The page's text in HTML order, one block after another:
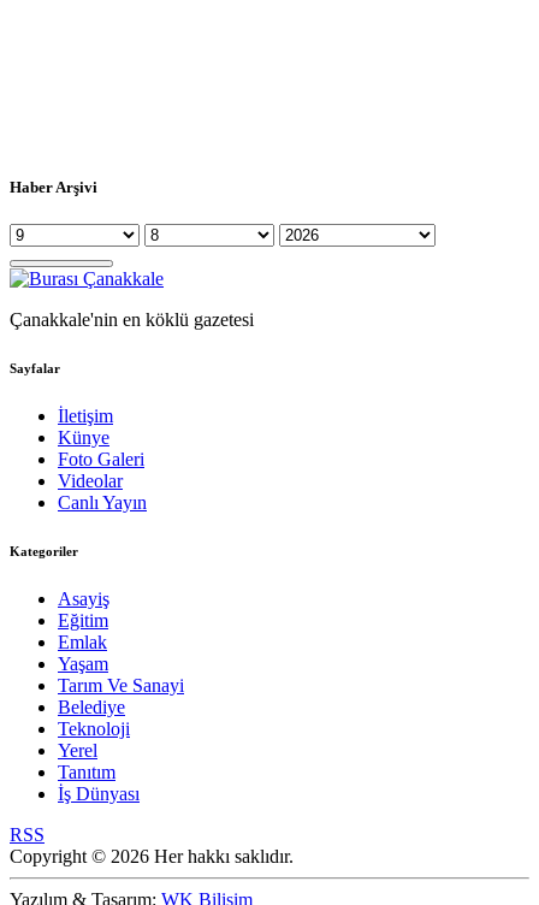
Haber Arşivi
Çanakkale'nin en köklü gazetesi
Sayfalar
İletişim
Künye
Foto Galeri
Videolar
Canlı Yayın
Kategoriler
Asayiş
Eğitim
Emlak
Yaşam
Tarım Ve Sanayi
Belediye
Teknoloji
Yerel
Tanıtım
İş Dünyası
RSS
Copyright © 2026 Her hakkı saklıdır.
Yazılım & Tasarım: WK Bilişim